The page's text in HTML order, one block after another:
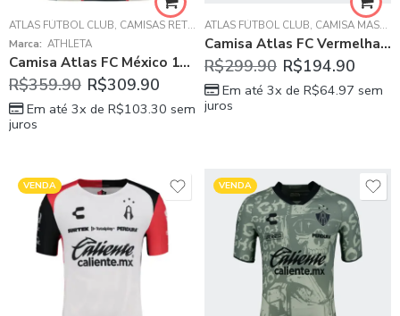
ATLAS FÚTBOL CLUB, CAMISAS RETRÔ
Marca: ATHLETA
Camisa Atlas FC México 1999/00 Fora Preta Masculina
R$359.90 R$309.90
Em até 3x de R$103.30 sem
juros
ATLAS FÚTBOL CLUB, CAMISA MASCULINA
Camisa Atlas FC Vermelha Third 2024/25 Masculina
R$299.90 R$194.90
Em até 3x de R$64.97 sem
juros
VENDA VENDA